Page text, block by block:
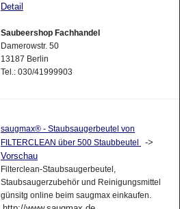
Detail
Saubeershop Fachhandel
Damerowstr. 50
13187 Berlin
Tel.: 030/41999903
saugmax® - Staubsaugerbeutel von
FILTERCLEAN über 500 Staubbeutel
->
Vorschau
Filterclean-Staubsaugerbeutel,
Staubsaugerzubehör und Reinigungsmittel
günsitg online beim saugmax einkaufen.